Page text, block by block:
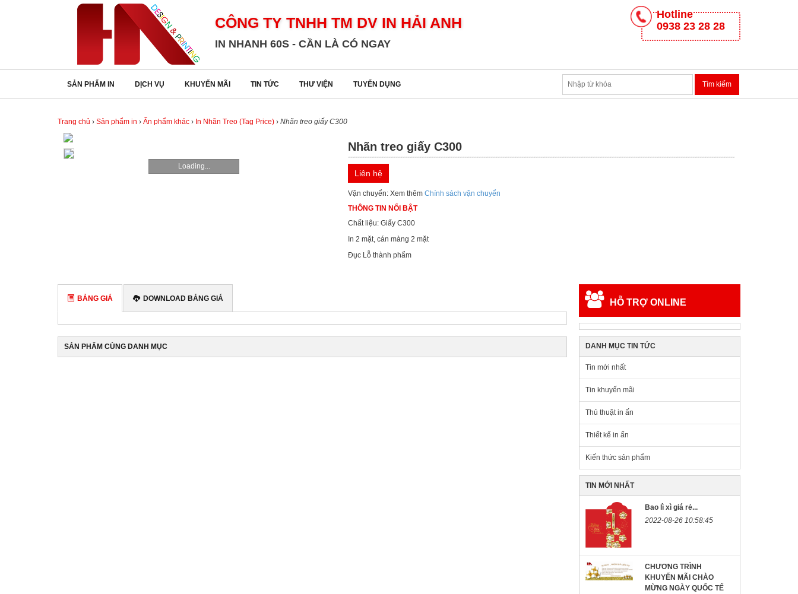
CÔNG TY TNHH TM DV IN HẢI ANH
IN NHANH 60S - CẦN LÀ CÓ NGAY
Hotline
0938 23 28 28
TNHH
SẢN PHẨM IN DỊCH VỤ KHUYẾN MÃI TIN TỨC THƯ VIỆN TUYỂN DỤNG
Trang chủ › Sản phẩm in › Ấn phẩm khác › In Nhãn Treo (Tag Price) › Nhãn treo giấy C300
Loading...
Nhãn treo giấy C300
Liên hệ
Vận chuyển: Xem thêmChính sách vận chuyển
THÔNG TIN NỔI BẬT
Chất liệu: Giấy C300
In 2 mặt, cán màng 2 mặt
Đục Lỗ thành phẩm
BẢNG GIÁ DOWNLOAD BẢNG GIÁ
SẢN PHẨM CÙNG DANH MỤC
HỖ TRỢ ONLINE
DANH MỤC TIN TỨC
Tin mới nhất
Tin khuyến mãi
Thủ thuật in ấn
Thiết kế in ấn
Kiến thức sản phẩm
TIN MỚI NHẤT
Bao lì xì giá rẻ...
2022-08-26 10:58:45
CHƯƠNG TRÌNH
KHUYẾN MÃI CHÀO
MỪNG NGÀY QUỐC TẾ